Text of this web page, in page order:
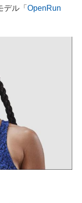
・お酒
ル「 OpenRun